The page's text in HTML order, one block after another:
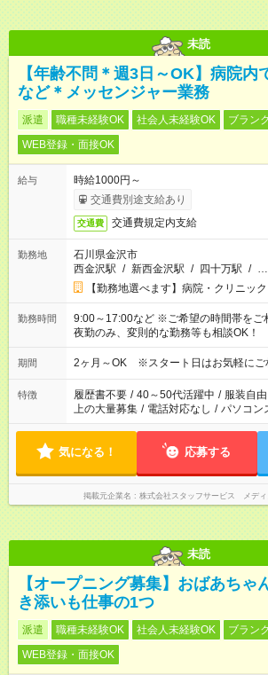
未読
【年齢不問＊週3日～OK】病院内
など＊メッセンジャー業務
派遣 職種未経験OK 社会人未経験OK
ブラン
WEB登録・面接OK
給与
時給1000円～
交通費別途支給あり
交通費 交通費規定内支給
勤務地
石川県金沢市
西金沢駅 / 新西金沢駅 / 四十万駅 / …
【勤務地選べます】病院・クリニック
勤務時間
9:00～17:00など ※ご希望の時間帯をご相談ください。 ※日勤、
夜勤のみ、変則的な勤務等も相談OK！
期間 2ヶ月～OK ※スタート日はお気軽にご
特徴 履歴書不要 / 40～50代活躍中 / 服装自由
上の大量募集 / 電話対応なし / パソコン
気になる！ 応募する
掲載元企業名 株式会社スタッフサービス メディ
未読
【オープニング募集】おばあちゃ
き添いも仕事の1つ
派遣 職種未経験OK 社会人未経験OK
ブラン
WEB登録・面接OK